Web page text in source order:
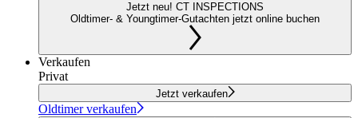
Jetzt neu! CT INSPECTIONS
Oldtimer- & Youngtimer-Gutachten jetzt online buchen
Verkaufen
Privat
Jetzt verkaufen
Oldtimer verkaufen